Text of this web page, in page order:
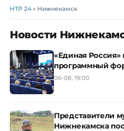
НТР 24 » Нижнекамск
Новости
«Единая Россия»
программный
06-08, 19:00
Представители
Нижнекамска